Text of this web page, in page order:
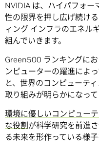
NVIDIA は、ハイパフォー
性の限界を押し広げ続け
ィング インフラのエネル
組んでいきます。
Green500 ランキングに
ンピューターの躍進によ
と、世界のコンピューテ
取り組みが明らかになって
環境に優しいコンピュー
な役割 が科学研究を前進
る未来を形作っている様